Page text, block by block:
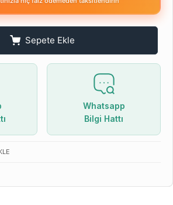
Sepete Ekle
Whatsapp
Bilgi Hattı